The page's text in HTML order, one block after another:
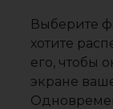
Выберите
хотите
его, чтобы
экране